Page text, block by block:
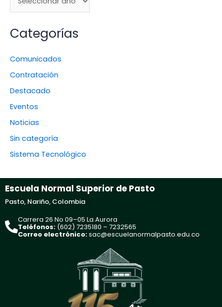
Categorías
Comunicados
Contratación
Destacado
Eventos
Noticias
Sin categoría
Sistema Tecnológico
Escuela Normal Superior de Pasto
Pasto, Nariño, Colombia
Carrera 26 No 09–05 La Aurora
Teléfonos: (602) 7235180 – 7232565
Correo electrónico:sac@escuelanormalpasto.edu.co